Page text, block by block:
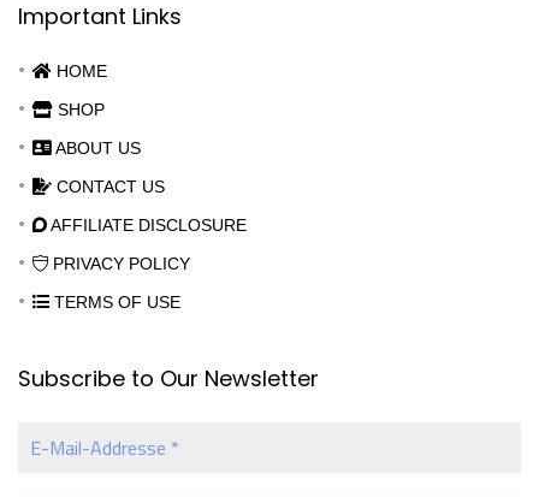
Important Links
HOME
SHOP
ABOUT US
CONTACT US
AFFILIATE DISCLOSURE
PRIVACY POLICY
TERMS OF USE
Subscribe to Our Newsletter
Mail-